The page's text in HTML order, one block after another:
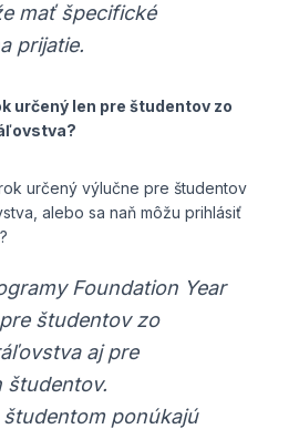
mať špecifické
prijatie.
určený len pre študentov zo
určený výlučne pre študentov
alebo sa naň môžu prihlásiť
Foundation Year
študentov zo
aj pre
študentov.
ponúkajú